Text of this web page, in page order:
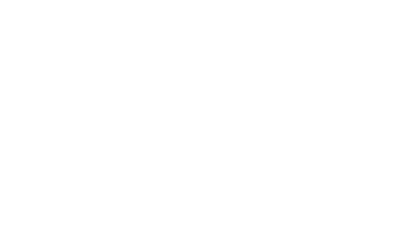
України Володимир Зеленський